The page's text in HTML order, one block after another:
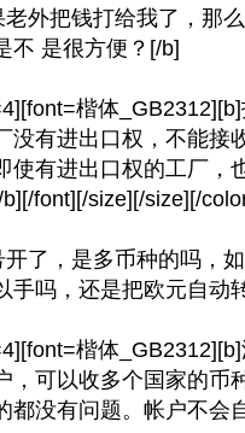
外把钱打给我了，那
不 是很方便？[/b]
楷体
没有进出口权，不能接
使有进出口权的工厂，
font][/size][/size][/
了，是多币种的吗，
手吗，还是把欧元自动
楷体
，可以收多个国家的币
都没有问题。帐户不会